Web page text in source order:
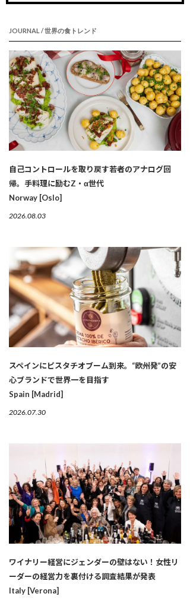
JOURNAL / 世界の食トレンド
自己コントロールを取り戻す若者のアナログ回
帰。手料理に励むZ・α世代
Norway [Oslo]
2026.08.03
スペインにピスタチオブーム到来。“欧州発”の安
心ブランドで世界一を目指す
Spain [Madrid]
2026.07.30
ワイナリー経営にジェンダーの壁はない！女性リ
ーダーの経営力を裏付ける調査結果が発表
Italy [Verona]